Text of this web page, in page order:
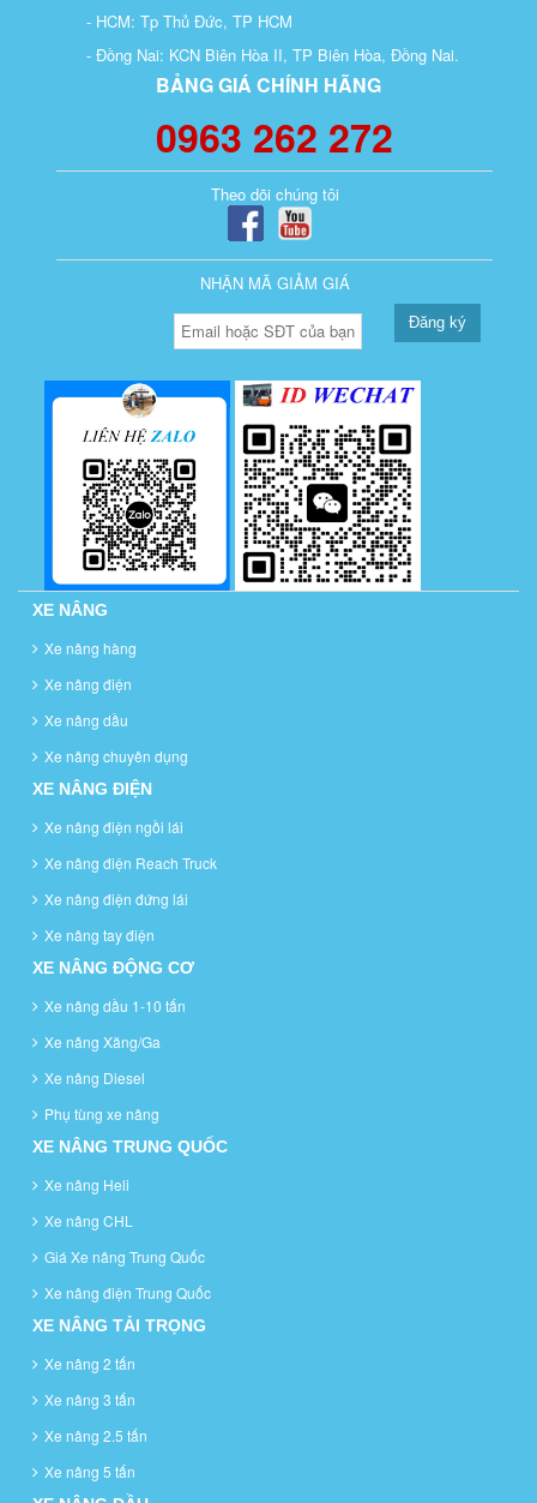
- HCM: Tp Thủ Đức, TP HCM
- Đồng Nai: KCN Biên Hòa II, TP Biên Hòa, Đồng Nai.
BẢNG GIÁ CHÍNH HÃNG
0963 262 272
Theo dõi chúng tôi
NHẬN MÃ GIẢM GIÁ
Đăng ký
XE NÂNG
Xe nâng hàng
Xe nâng điện
Xe nâng dầu
Xe nâng chuyên dụng
XE NÂNG ĐIỆN
Xe nâng điện ngồi lái
Xe nâng điện Reach Truck
Xe nâng điện đứng lái
Xe nâng tay điện
XE NÂNG ĐỘNG CƠ
Xe nâng dầu 1-10 tấn
Xe nâng Xăng/Ga
Xe nâng Diesel
Phụ tùng xe nâng
XE NÂNG TRUNG QUỐC
Xe nâng Heli
Xe nâng CHL
Giá Xe nâng Trung Quốc
Xe nâng điện Trung Quốc
XE NÂNG TẢI TRỌNG
Xe nâng 2 tấn
Xe nâng 3 tấn
Xe nâng 2.5 tấn
Xe nâng 5 tấn